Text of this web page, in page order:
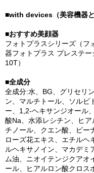
■with devices（美容機器と
■おすすめ美顔器
フォトプラスシリーズ（フ
器フォトプラス プレステ
10T）
■全成分
全成分:水、BG、グリセリ
ン、マルチトール、ソルビ
ー、1,2-ヘキサンジオール
酸Na、水添レシチン、ヒ
チノール、クエン酸、ピー
ローズ花エキス、エチルヘ
ルヘキサノイン、マカデミ
ム油、ニオイテンジクアオ
ール、ヒアルロン酸クロス